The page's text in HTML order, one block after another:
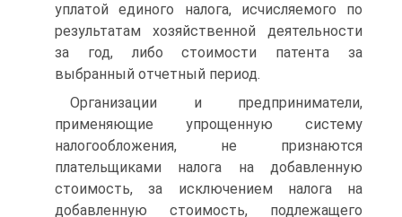
уплатой единого налога, исчисляемого по
результатам хозяйственной деятельности
за год, либо стоимости патента за
выбранный отчетный период.
Организации и предприниматели,
применяющие упрощенную систему
налогообложения, не признаются
плательщиками налога на добавленную
стоимость, за исключением налога на
добавленную стоимость, подлежащего